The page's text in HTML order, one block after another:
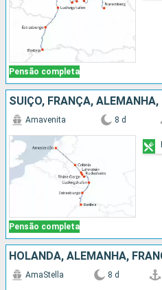
Pensão completa
SUÍÇO, FRANÇA,
Pensão completa
Amavenita 8 d
HOLANDA, ALEMANHA,
AmaStella 8 d